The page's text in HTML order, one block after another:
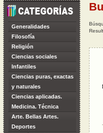
Generalidades
Filosofía
Religión
Ciencias sociales
Infantiles
Ciencias puras, exactas
y naturales
Ciencias aplicadas.
Medicina. Técnica
Arte. Bellas Artes.
Deportes